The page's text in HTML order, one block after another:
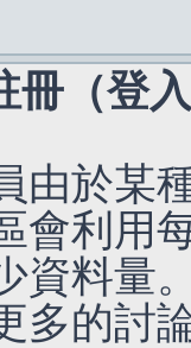
冊（登
由於某
會利用
資料量
多的討